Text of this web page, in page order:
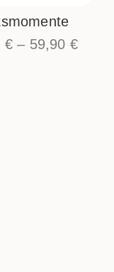
€– 59,90 €